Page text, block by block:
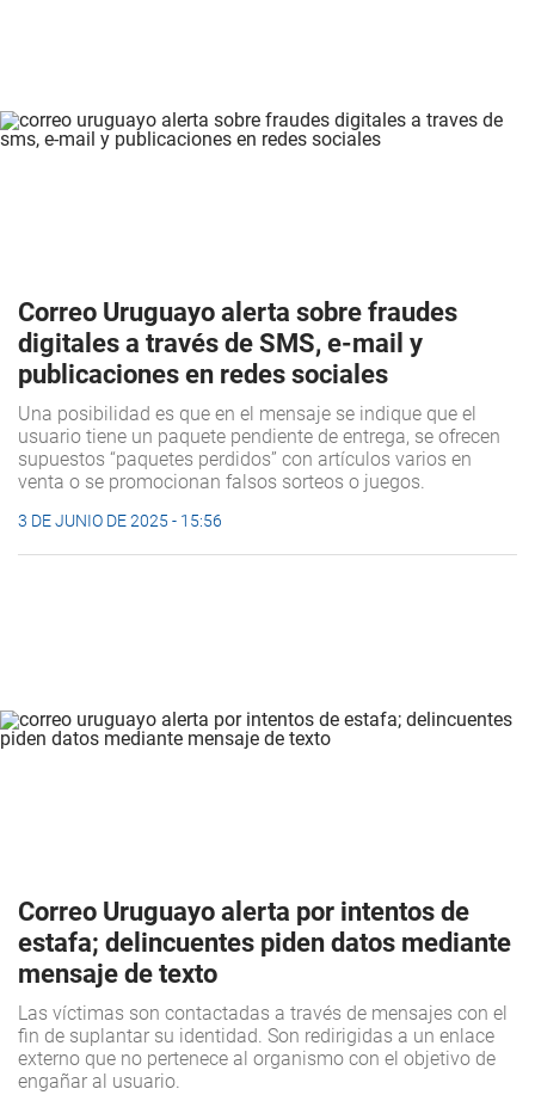
Correo Uruguayo alerta sobre fraudes
digitales a través de SMS, e-mail y
publicaciones en redes sociales
Una posibilidad es que en el mensaje se indique que el
usuario tiene un paquete pendiente de entrega, se ofrecen
supuestos “paquetes perdidos” con artículos varios en
venta o se promocionan falsos sorteos o juegos.
3 DE JUNIO DE 2025 - 15:56
Correo Uruguayo alerta por intentos de
estafa; delincuentes piden datos mediante
mensaje de texto
Las víctimas son contactadas a través de mensajes con el
fin de suplantar su identidad. Son redirigidas a un enlace
externo que no pertenece al organismo con el objetivo de
engañar al usuario.